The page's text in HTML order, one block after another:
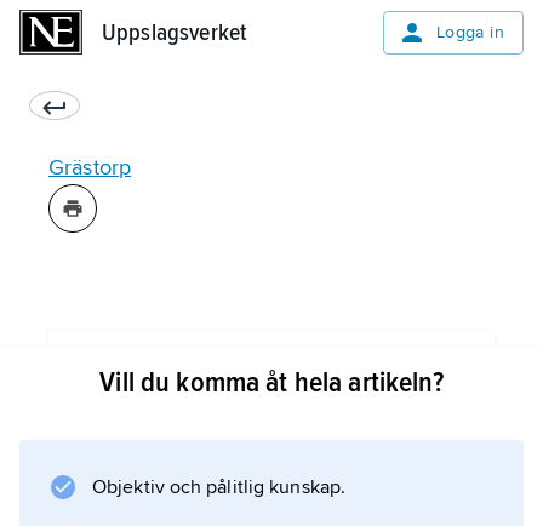
Uppslagsverket Logga in
Grästorp
Vill du komma åt hela artikeln?
Objektiv och pålitlig kunskap.